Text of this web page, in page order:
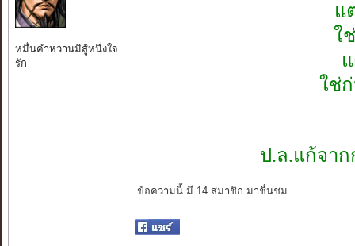
หมื่นคำหวานมิสู้หนึ่งใจ
รัก
แ
ใ
ใช่
ป.ล.แก้จา
ข้อความนี้ มี 14 สมาชิก มาชื่นชม